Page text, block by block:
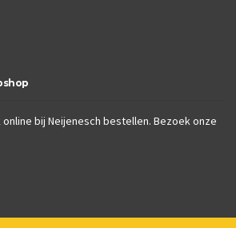
online bij Neijenesch bestellen. Bezoek onze